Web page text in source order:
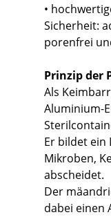
•
Sicherheit:
porenfrei
Prinzip der
Als
Aluminium-
Er bildet ein
Mikroben,
abscheidet.
Der
dabei einen